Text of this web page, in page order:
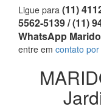
Ligue para (11)
5562-5139 / (11)
WhatsApp
entre em contato